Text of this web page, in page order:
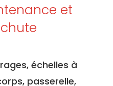
et
échelles à
passerelle,